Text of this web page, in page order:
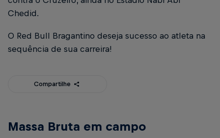
Chedid.
O Red Bull Bragantino deseja sucesso ao atleta na
sequência de sua carreira!
Compartilhe
Massa Bruta em campo